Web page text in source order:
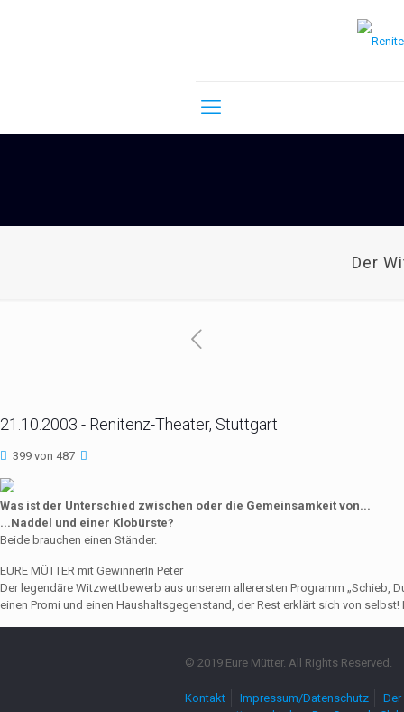
Der
21.10.2003 - Renitenz-Theater, Stuttgart
399 von 487
Was ist der Unterschied zwischen oder die Gemeinsamkeit von...
...Naddel und einer Klobürste?
Beide brauchen einen Ständer.
EURE MÜTTER mit GewinnerIn Peter
Der legendäre Witzwettbewerb aus unserem allerersten Programm „Schieb,
einen Promi und einen Haushaltsgegenstand, der Rest erklärt sich von
© 2019 Eure Mütter. All Rights Reserved.
Kontakt Impressum/Datenschutz